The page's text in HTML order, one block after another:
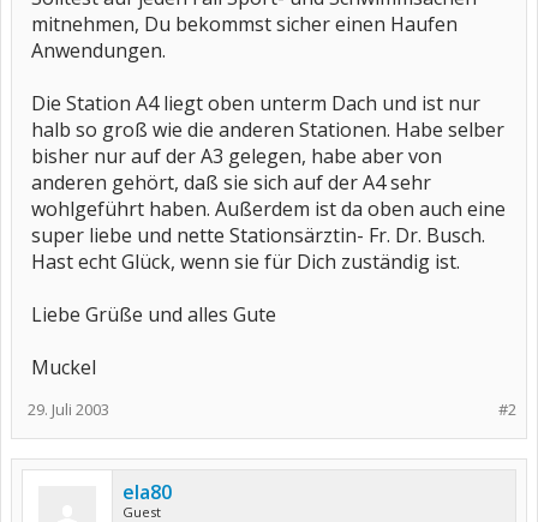
mitnehmen, Du bekommst sicher einen Haufen
Anwendungen.
Die Station A4 liegt oben unterm Dach und ist nur
halb so groß wie die anderen Stationen. Habe selber
bisher nur auf der A3 gelegen, habe aber von
anderen gehört, daß sie sich auf der A4 sehr
wohlgeführt haben. Außerdem ist da oben auch eine
super liebe und nette Stationsärztin- Fr. Dr. Busch.
Hast echt Glück, wenn sie für Dich zuständig ist.
Liebe Grüße und alles Gute
Muckel
#2
29. Juli 2003
ela80
Guest